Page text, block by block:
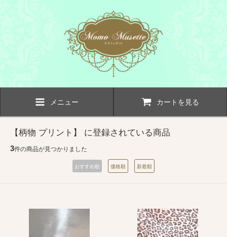
メニュー カートを見る
【柄物 プリント】 に登録されている商品
3件の商品が見つかりました
おすすめ順 価格順 新着順